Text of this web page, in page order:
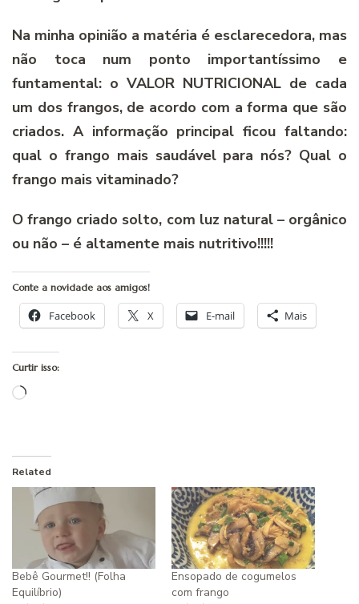
Na minha opinião a matéria é esclarecedora, mas
não toca num ponto importantíssimo e
funtamental: o VALOR NUTRICIONAL de cada
um dos frangos, de acordo com a forma que são
criados. A informação principal ficou faltando:
qual o frango mais saudável para nós? Qual o
frango mais vitaminado?
O frango criado solto, com luz natural – orgânico
ou não – é altamente mais nutritivo!!!!!
Conte a novidade aos amigos!
Facebook X E-mail Mais
Curtir isso:
Carregando...
Related
Bebê Gourmet!! (Folha
Equilí­brio)
Ensopado de cogumelos
com frango